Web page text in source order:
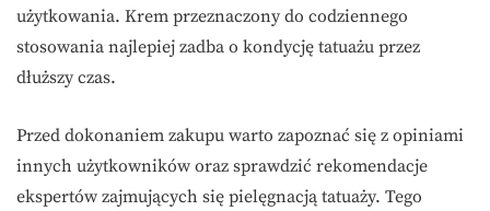
użytkowania. Krem przeznaczony do codziennego
stosowania najlepiej zadba o kondycję tatuażu przez
dłuższy czas.
Przed dokonaniem zakupu warto zapoznać się z opiniami
innych użytkowników oraz sprawdzić rekomendacje
ekspertów zajmujących się pielęgnacją tatuaży. Tego